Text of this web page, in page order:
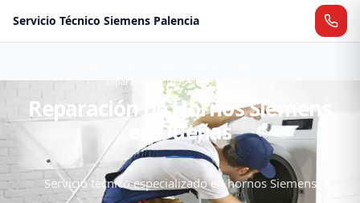
Servicio Técnico Siemens Palencia
Reparación Hornos Siemens Dueñas
Reparación de Hornos Siemens
en Dueñas
Servicio técnico especializado en hornos Siemens